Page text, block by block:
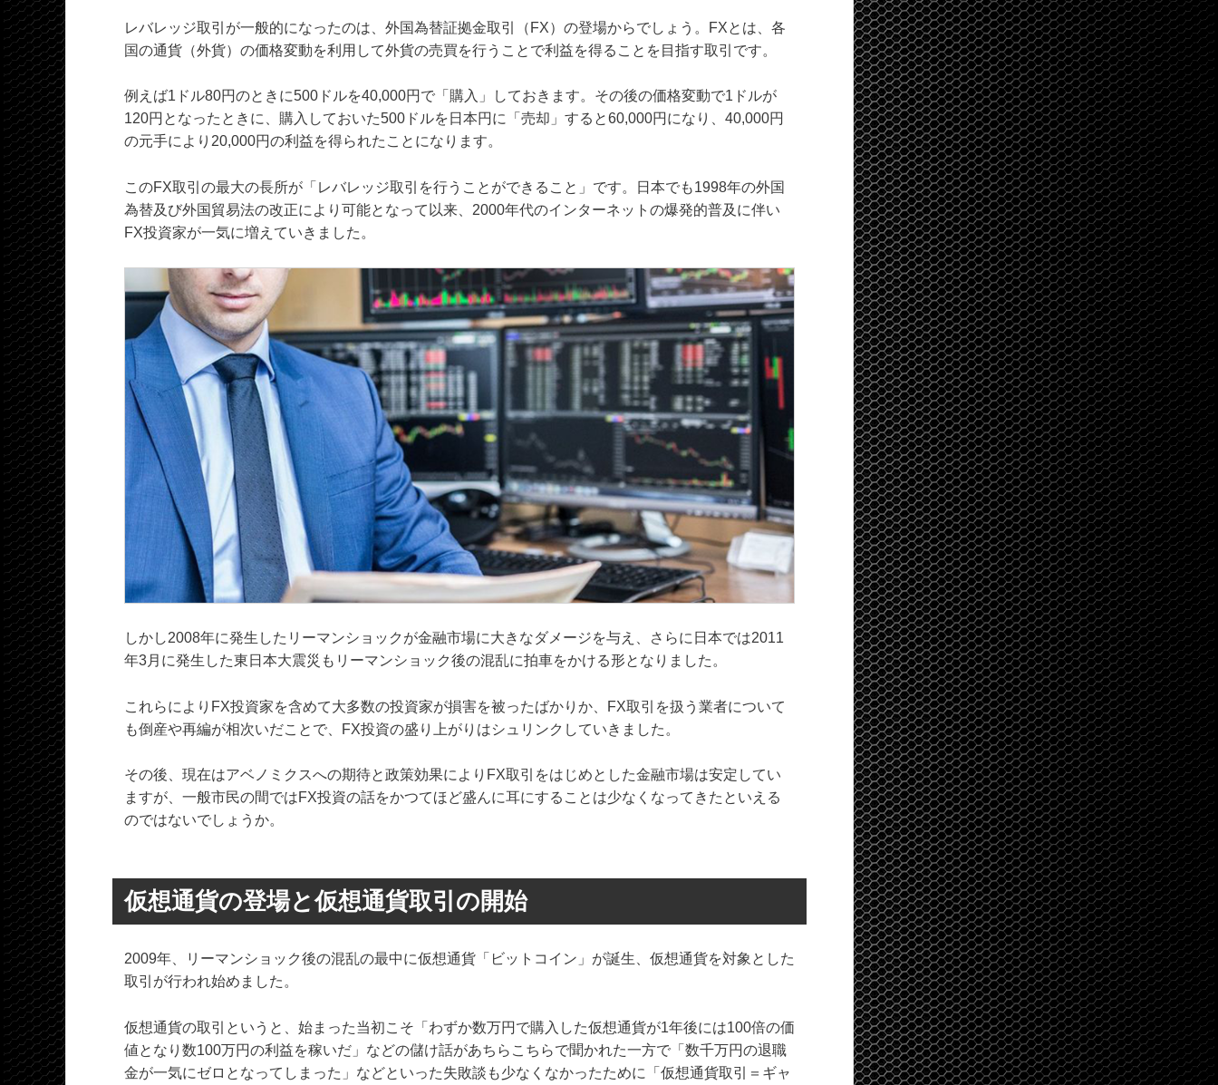
レバレッジ取引が一般的になったのは、外国為替証拠金取引（FX）の登場からでしょう。FXとは、各
国の通貨（外貨）の価格変動を利用して外貨の売買を行うことで利益を得ることを目指す取引です。
例えば1ドル80円のときに500ドルを40,000円で「購入」しておきます。その後の価格変動で1ドルが
120円となったときに、購入しておいた500ドルを日本円に「売却」すると60,000円になり、40,000円
の元手により20,000円の利益を得られたことになります。
このFX取引の最大の長所が「レバレッジ取引を行うことができること」です。日本でも1998年の外国
為替及び外国貿易法の改正により可能となって以来、2000年代のインターネットの爆発的普及に伴い
FX投資家が一気に増えていきました。
しかし2008年に発生したリーマンショックが金融市場に大きなダメージを与え、さらに日本では2011
年3月に発生した東日本大震災もリーマンショック後の混乱に拍車をかける形となりました。
これらによりFX投資家を含めて大多数の投資家が損害を被ったばかりか、FX取引を扱う業者について
も倒産や再編が相次いだことで、FX投資の盛り上がりはシュリンクしていきました。
その後、現在はアベノミクスへの期待と政策効果によりFX取引をはじめとした金融市場は安定してい
ますが、一般市民の間ではFX投資の話をかつてほど盛んに耳にすることは少なくなってきたといえる
のではないでしょうか。
仮想通貨の登場と仮想通貨取引の開始
2009年、リーマンショック後の混乱の最中に仮想通貨「ビットコイン」が誕生、仮想通貨を対象とした
取引が行われ始めました。
仮想通貨の取引というと、始まった当初こそ「わずか数万円で購入した仮想通貨が1年後には100倍の価
値となり数100万円の利益を稼いだ」などの儲け話があちらこちらで聞かれた一方で「数千万円の退職
金が一気にゼロとなってしまった」などといった失敗談も少なくなかったために「仮想通貨取引＝ギャ